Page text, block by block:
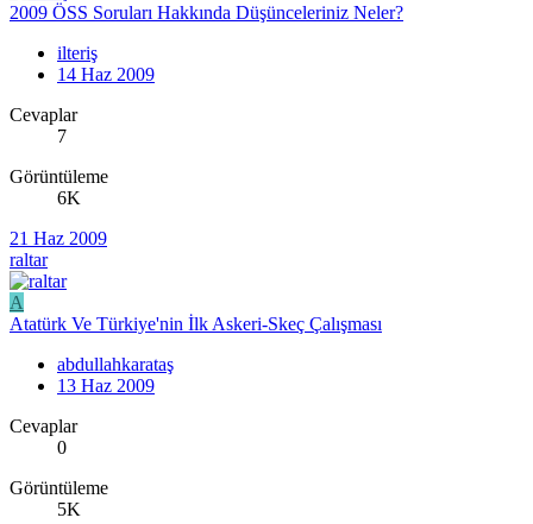
2009 ÖSS Soruları Hakkında Düşünceleriniz Neler?
ilteriş
14 Haz 2009
Cevaplar
7
Görüntüleme
6K
21 Haz 2009
raltar
A
Atatürk Ve Türkiye'nin İlk Askeri-Skeç Çalışması
abdullahkarataş
13 Haz 2009
Cevaplar
0
Görüntüleme
5K